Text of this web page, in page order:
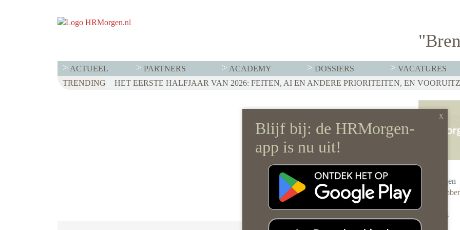
ACTUEEL PARTNERS ACADEMY DOSSIERS VACATURES
TRENDING WET LOONTRANSPARANTIE: DIT MOET HR NU AL REGELEN
HET EERSTE HALFJAAR VAN 2026: FEITEN, AI EN ANDERE PRIORITEITEN, EN
VOOR EEN SUCCESVOL RESERVISTENBELEID HOEF JE JE ORGANISATIE NIET OP Z’N
Redactie
HRMorgen
31 december
2024
0 reacties